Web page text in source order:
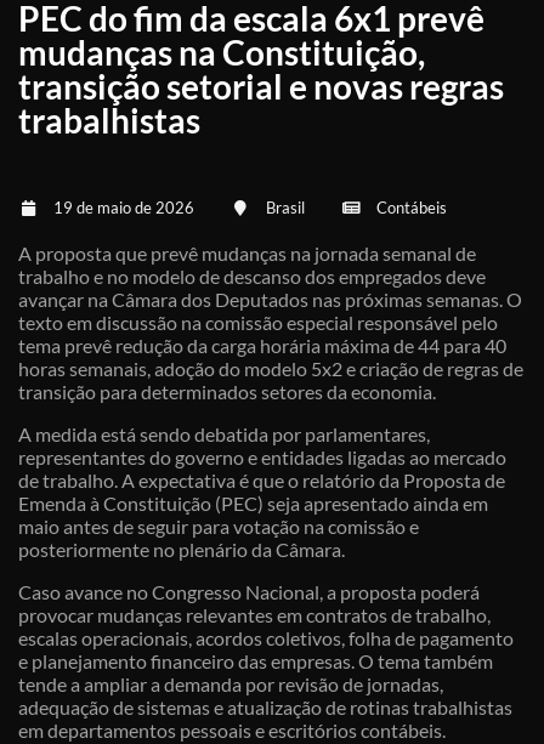
PEC do fim da escala 6x1 prevê
mudanças na Constituição,
transição setorial e novas regras
trabalhistas
19 de maio de 2026 Brasil Contábeis
A proposta que prevê mudanças na jornada semanal de
trabalho e no modelo de descanso dos empregados deve
avançar na Câmara dos Deputados nas próximas semanas. O
texto em discussão na comissão especial responsável pelo
tema prevê redução da carga horária máxima de 44 para 40
horas semanais, adoção do modelo 5x2 e criação de regras de
transição para determinados setores da economia.
A medida está sendo debatida por parlamentares,
representantes do governo e entidades ligadas ao mercado
de trabalho. A expectativa é que o relatório da Proposta de
Emenda à Constituição (PEC) seja apresentado ainda em
maio antes de seguir para votação na comissão e
posteriormente no plenário da Câmara.
Caso avance no Congresso Nacional, a proposta poderá
provocar mudanças relevantes em contratos de trabalho,
escalas operacionais, acordos coletivos, folha de pagamento
e planejamento financeiro das empresas. O tema também
tende a ampliar a demanda por revisão de jornadas,
adequação de sistemas e atualização de rotinas trabalhistas
em departamentos pessoais e escritórios contábeis.